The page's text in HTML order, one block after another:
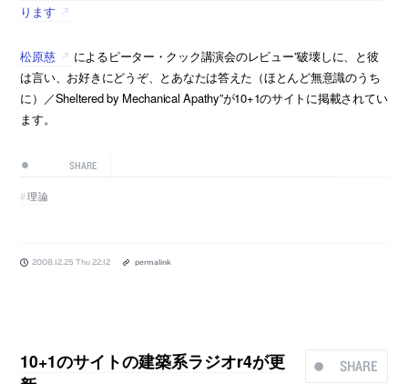
ります
松原慈
によるピーター・クック講演会のレビュー”破壊しに、と彼
は言い、お好きにどうぞ、とあなたは答えた（ほとんど無意識のうち
に）／Sheltered by Mechanical Apathy”が10+1のサイトに掲載されてい
ます。
SHARE
理論
2008.12.25 Thu 22:12 permalink
SHARE
10+1のサイトの建築系ラジオr4が更